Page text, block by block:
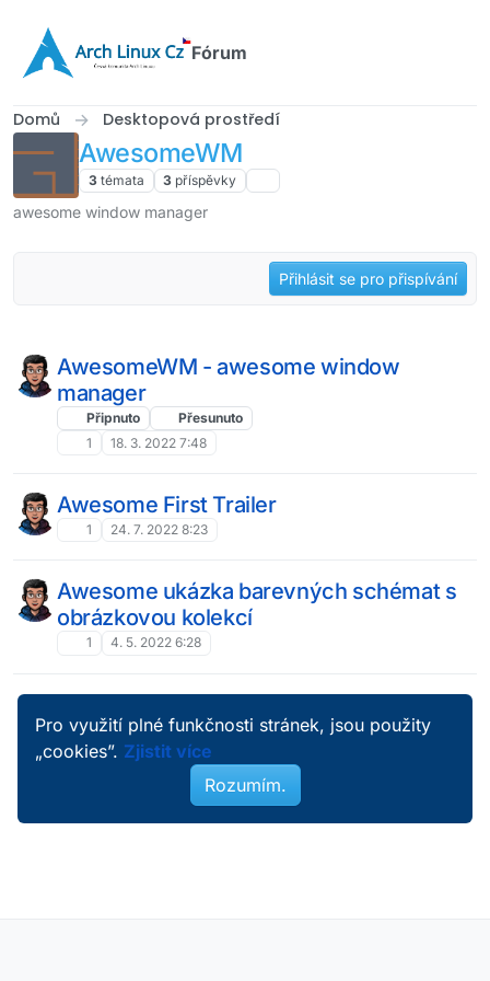
Fórum
Domů Desktopová prostředí
AwesomeWM
3 témata 3 příspěvky
awesome window manager
Přihlásit se pro přispívání
AwesomeWM - awesome window
manager
Připnuto
Přesunuto
1
18. 3. 2022 7:48
Awesome First Trailer
1 24. 7. 2022 8:23
Awesome ukázka barevných schémat s
obrázkovou kolekcí
1 4. 5. 2022 6:28
Pro využití plné funkčnosti stránek, jsou použity
„cookies”. Zjistit více
Rozumím.